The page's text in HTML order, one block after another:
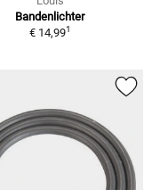
Bandenlichter
€ 14,991